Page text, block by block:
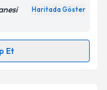
ilişkin
Aydınlatma
belirtilen
ediyorum.
Haritada Göster
Et